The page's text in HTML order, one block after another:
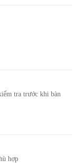
tra trước khi bàn
hợp